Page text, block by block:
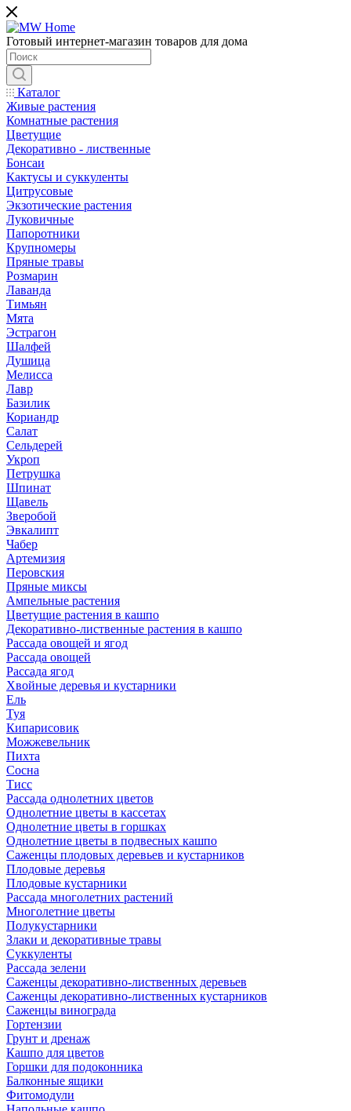
Готовый интернет-магазин товаров для дома
Каталог
Живые растения
Комнатные растения
Цветущие
Декоративно - лиственные
Бонсаи
Кактусы и суккуленты
Цитрусовые
Экзотические растения
Луковичные
Папоротники
Крупномеры
Пряные травы
Розмарин
Лаванда
Тимьян
Мята
Эстрагон
Шалфей
Душица
Мелисса
Лавр
Базилик
Кориандр
Салат
Сельдерей
Укроп
Петрушка
Шпинат
Щавель
Зверобой
Эвкалипт
Чабер
Артемизия
Перовския
Пряные миксы
Ампельные растения
Цветущие растения в кашпо
Декоративно-лиственные растения в кашпо
Рассада овощей и ягод
Рассада овощей
Рассада ягод
Хвойные деревья и кустарники
Ель
Туя
Кипарисовик
Можжевельник
Пихта
Сосна
Тисc
Рассада однолетних цветов
Однолетние цветы в кассетах
Однолетние цветы в горшках
Однолетние цветы в подвесных кашпо
Саженцы плодовых деревьев и кустарников
Плодовые деревья
Плодовые кустарники
Рассада многолетних растений
Многолетние цветы
Полукустарники
Злаки и декоративные травы
Суккуленты
Рассада зелени
Саженцы декоративно-лиственных деревьев
Саженцы декоративно-лиственных кустарников
Саженцы винограда
Гортензии
Грунт и дренаж
Кашпо для цветов
Горшки для подоконника
Балконные ящики
Фитомодули